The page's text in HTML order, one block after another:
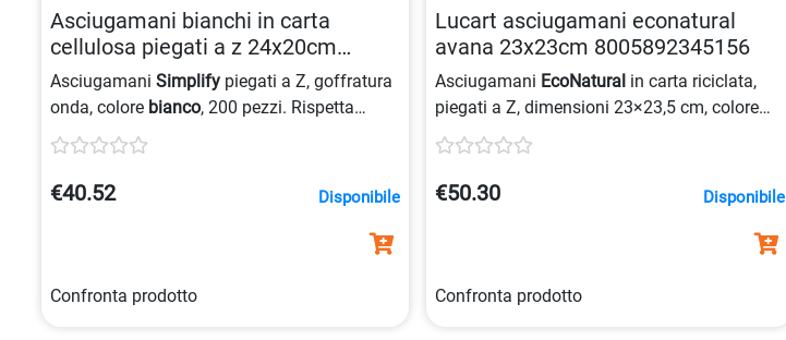
Asciugamani bianchi in carta
cellulosa piegati a z 24x20cm
08024929004095
Asciugamani Simplify piegati a Z, goffratura
onda, colore bianco, 200 pezzi. Rispetta
certificazioni
Carbon Neutral
€40.52 Disponibile
Confronta prodotto
Lucart asciugamani econatural
avana 23x23cm 8005892345156
Asciugamani EcoNatural in carta riciclata,
piegati a Z, dimensioni 23×23,5 cm, colore
avana, confezione da 220 pezzi, ideali per
uso quotidiano e rispetto dell’ambiente.
€50.30 Disponibile
Confronta prodotto